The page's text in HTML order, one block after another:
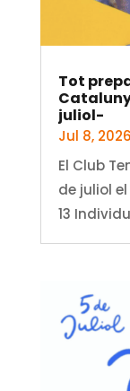
Tot
juliol-
Jul 8, 2026
El Club
de juliol
13